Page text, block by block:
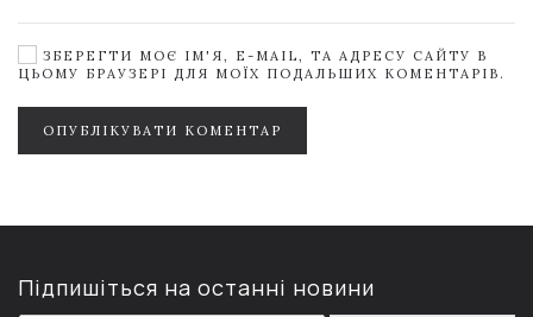
ЗБЕРЕГТИ МОЄ ІМ'Я, E-MAIL, ТА АДРЕСУ САЙТУ В
ЦЬОМУ БРАУЗЕРІ ДЛЯ МОЇХ ПОДАЛЬШИХ КОМЕНТАРІВ.
ОПУБЛІКУВАТИ КОМЕНТАР
Підпишіться на останні новини